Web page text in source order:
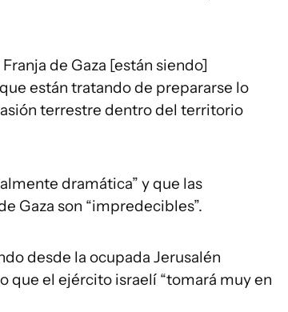
de Gaza [están siendo]
están tratando de prepararse lo
terrestre dentro del territorio
dramática” y que las
Gaza son “impredecibles”.
desde la ocupada Jerusalén
que el ejército israelí “tomará muy en